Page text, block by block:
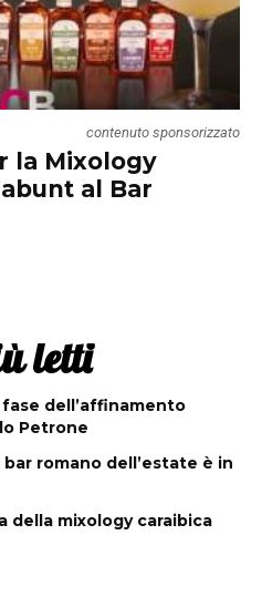
contenuto sponsorizzato
la Mixology
al Bar
letti
dell’affinamento
Petrone
romano dell’estate è in
della mixology caraibica